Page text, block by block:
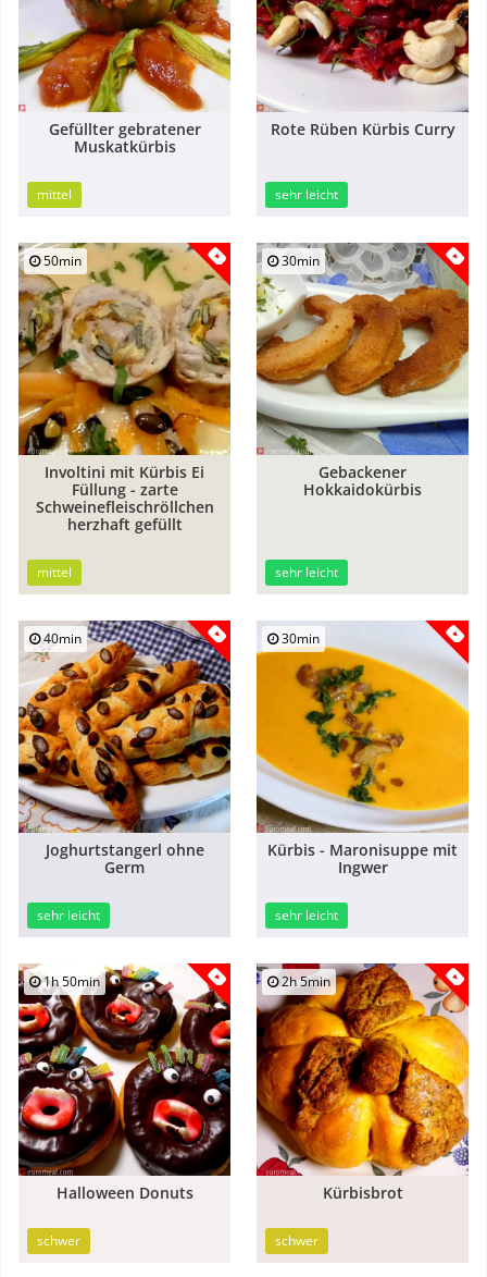
Gefüllter gebratener
Muskatkürbis
mittel
Rote Rüben Kürbis Curry
sehr leicht
50min
Involtini mit Kürbis Ei
Füllung - zarte
Schweinefleischröllchen
herzhaft gefüllt
mittel
30min
Gebackener
Hokkaidokürbis
sehr leicht
40min
Joghurtstangerl ohne
Germ
sehr leicht
30min
Kürbis - Maronisuppe mit
Ingwer
sehr leicht
1h 50min
Halloween Donuts
schwer
2h 5min
Kürbisbrot
schwer